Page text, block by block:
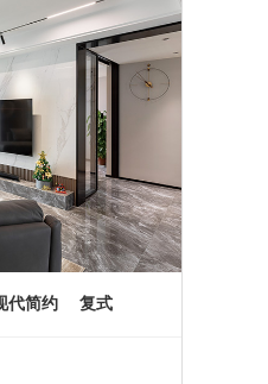
代简约 复式